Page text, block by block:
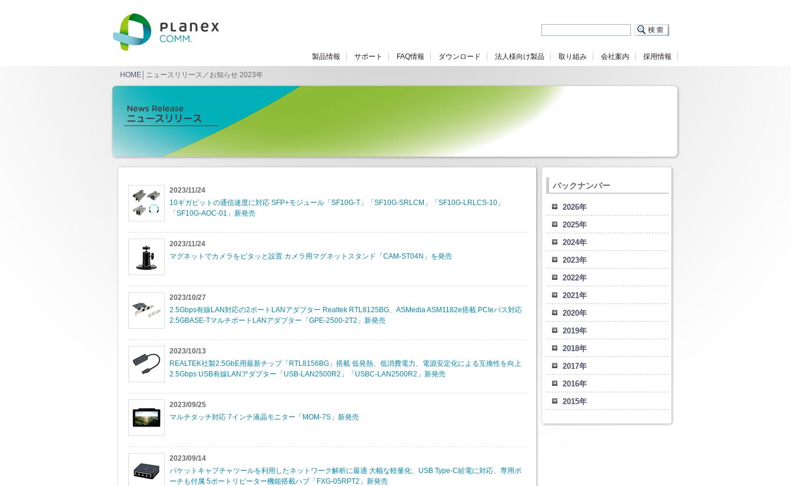
製品情報 サポート FAQ情報 ダウンロード 法人様向け製品 取り組み 会社案内 採用情報
HOME │ニュースリリース／お知らせ 2023年
2023/11/24
10ギガビットの通信速度に対応 SFP+モジュール「SF10G-T」「SF10G-SRLCM」「SF10G-LRLCS-10」
「SF10G-AOC-01」新発売
2023/11/24
マグネットでカメラをピタッと設置 カメラ用マグネットスタンド「CAM-ST04N」を発売
2023/10/27
2.5Gbps有線LAN対応の2ポートLANアダプター Realtek RTL8125BG、ASMedia ASM1182e搭載 PCIeバス対応
2.5GBASE-TマルチポートLANアダプター「GPE-2500-2T2」新発売
2023/10/13
REALTEK社製2.5GbE用最新チップ「RTL8156BG」搭載 低発熱、低消費電力、電源安定化による互換性を向上
2.5Gbps USB有線LANアダプター「USB-LAN2500R2」「USBC-LAN2500R2」新発売
2023/09/25
マルチタッチ対応 7インチ液晶モニター「MOM-7S」新発売
2023/09/14
パケットキャプチャツールを利用したネットワーク解析に最適 大幅な軽量化、USB Type-C給電に対応、専用ポ
ーチも付属 5ポートリピーター機能搭載ハブ「FXG-05RPT2」新発売
バックナンバー
2026年
2025年
2024年
2023年
2022年
2021年
2020年
2019年
2018年
2017年
2016年
2015年